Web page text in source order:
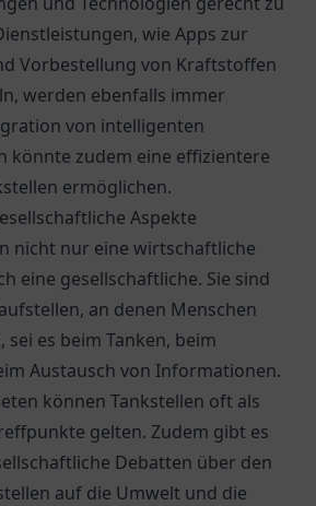
wie Apps zur
Vorbestellung von Kraftstoffen
werden ebenfalls immer
von intelligenten
könnte zudem eine effizientere
ermöglichen.
Aspekte
nicht nur eine wirtschaftliche
eine gesellschaftliche. Sie sind
an denen Menschen
es beim Tanken, beim
Austausch von Informationen.
können Tankstellen oft als
gelten. Zudem gibt es
Debatten über den
auf die Umwelt und die